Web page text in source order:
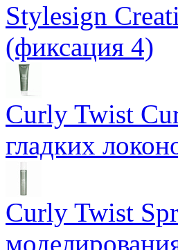
Stylesign
(фиксация 4)
Curly Twist
гладких
Curly Twist